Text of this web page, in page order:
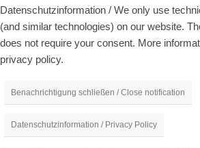
Datenschutzinformation / We only use
(and similar technologies) on our website.
does not require your consent. More
privacy policy.
Benachrichtigung schließen / Close notification
Datenschutzinformation / Privacy Policy